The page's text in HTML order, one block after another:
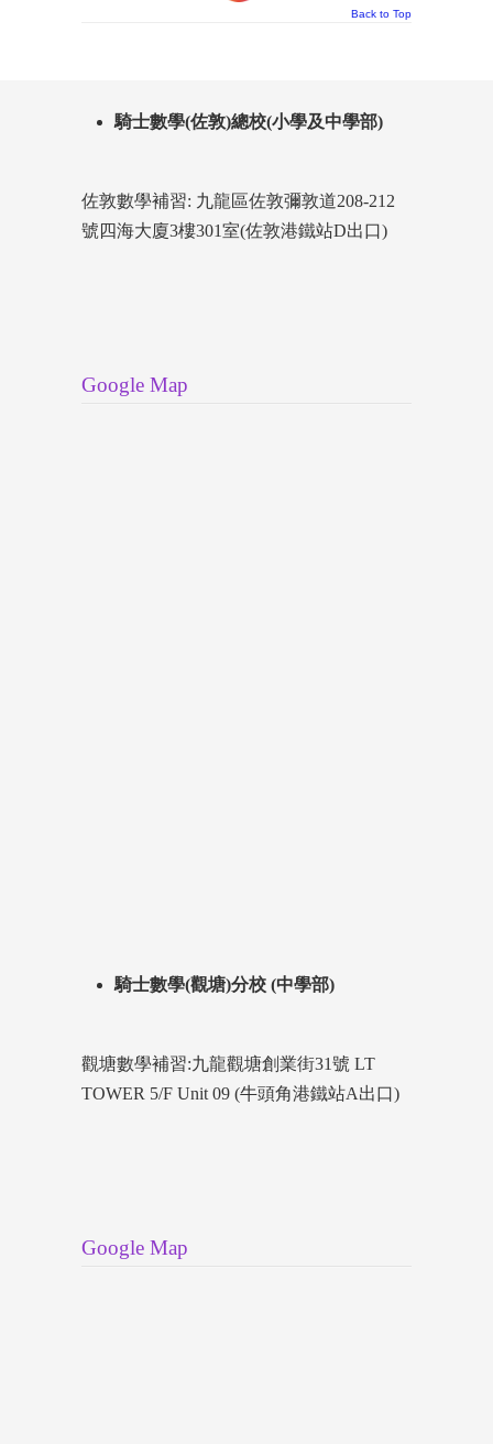
Back to Top
騎士數學(佐敦)總校(小學及中學部)
佐敦數學補習: 九龍區佐敦彌敦道208-212
號四海大廈3樓301室(佐敦港鐵站D出口)
Google Map
騎士數學(觀塘)分校 (中學部)
觀塘數學補習:九龍觀塘創業街31號 LT
TOWER 5/F Unit 09 (牛頭角港鐵站A出口)
Google Map